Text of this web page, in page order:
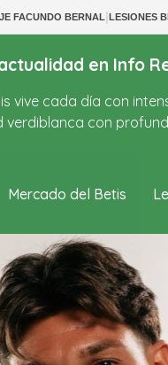
FACUNDO BERNAL|LESIONES
en Info
vive cada día con
verdiblanca con
Mercado del Betis